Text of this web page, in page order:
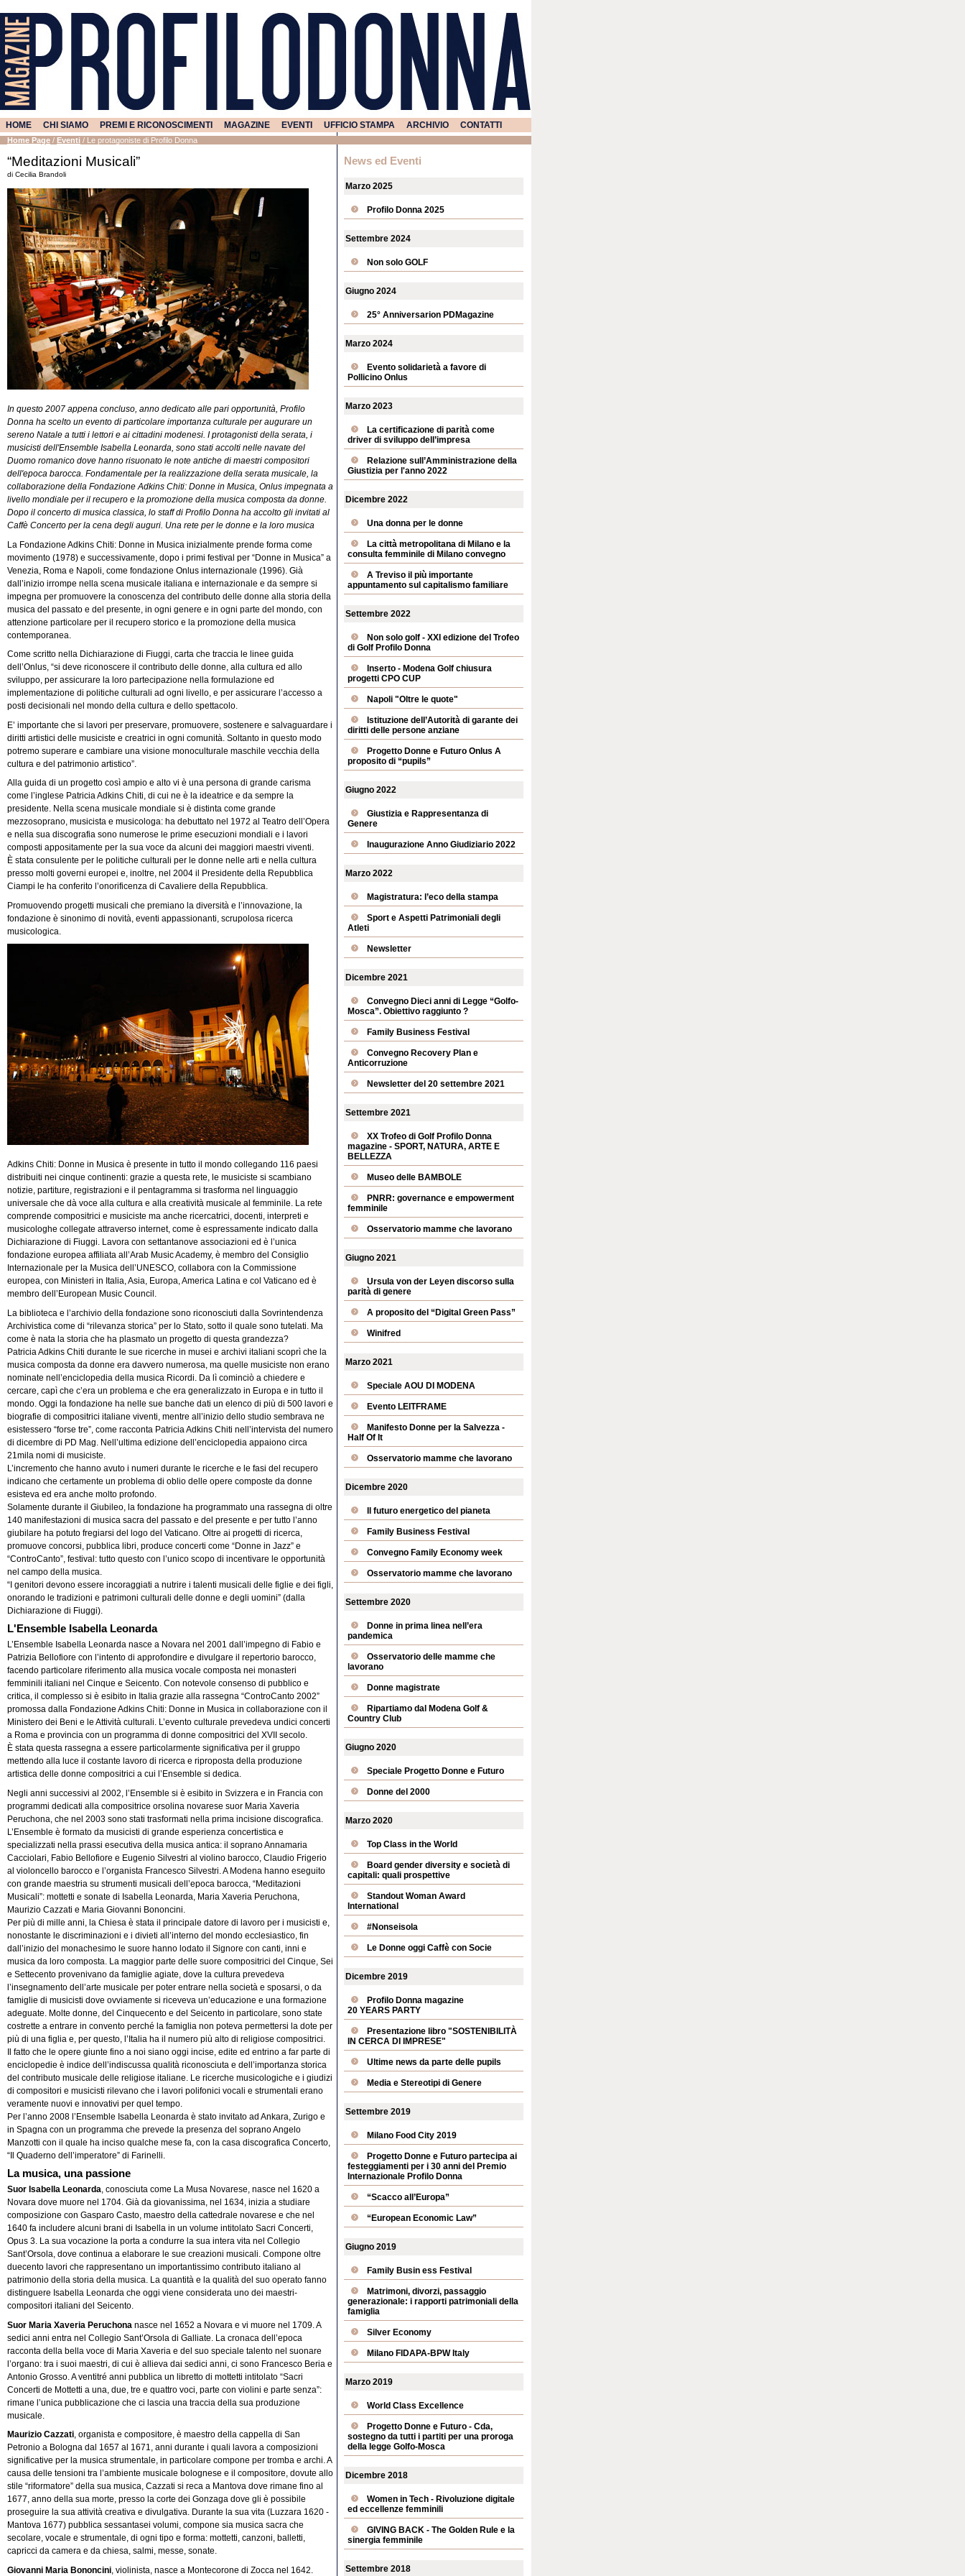
HOME CHI SIAMO PREMI E RICONOSCIMENTI MAGAZINE EVENTI UFFICIO STAMPA ARCHIVIO CONTATTI
Home Page / Eventi / Le protagoniste di Profilo Donna
“Meditazioni Musicali”
di Cecilia Brandoli
In questo 2007 appena concluso, anno dedicato alle pari opportunità, Profilo
Donna ha scelto un evento di particolare importanza culturale per augurare un
sereno Natale a tutti i lettori e ai cittadini modenesi. I protagonisti della serata, i
musicisti dell'Ensemble Isabella Leonarda, sono stati accolti nelle navate del
Duomo romanico dove hanno risuonato le note antiche di maestri compositori
dell'epoca barocca. Fondamentale per la realizzazione della serata musicale, la
collaborazione della Fondazione Adkins Chiti: Donne in Musica, Onlus impegnata a
livello mondiale per il recupero e la promozione della musica composta da donne.
Dopo il concerto di musica classica, lo staff di Profilo Donna ha accolto gli invitati al
Caffè Concerto per la cena degli auguri. Una rete per le donne e la loro musica
La Fondazione Adkins Chiti: Donne in Musica inizialmente prende forma come
movimento (1978) e successivamente, dopo i primi festival per “Donne in Musica” a
Venezia, Roma e Napoli, come fondazione Onlus internazionale (1996). Già
dall’inizio irrompe nella scena musicale italiana e internazionale e da sempre si
impegna per promuovere la conoscenza del contributo delle donne alla storia della
musica del passato e del presente, in ogni genere e in ogni parte del mondo, con
attenzione particolare per il recupero storico e la promozione della musica
contemporanea.
Come scritto nella Dichiarazione di Fiuggi, carta che traccia le linee guida
dell’Onlus, “si deve riconoscere il contributo delle donne, alla cultura ed allo
sviluppo, per assicurare la loro partecipazione nella formulazione ed
implementazione di politiche culturali ad ogni livello, e per assicurare l’accesso a
posti decisionali nel mondo della cultura e dello spettacolo.
E’ importante che si lavori per preservare, promuovere, sostenere e salvaguardare i
diritti artistici delle musiciste e creatrici in ogni comunità. Soltanto in questo modo
potremo superare e cambiare una visione monoculturale maschile vecchia della
cultura e del patrimonio artistico”.
Alla guida di un progetto così ampio e alto vi è una persona di grande carisma
come l’inglese Patricia Adkins Chiti, di cui ne è la ideatrice e da sempre la
presidente. Nella scena musicale mondiale si è distinta come grande
mezzosoprano, musicista e musicologa: ha debuttato nel 1972 al Teatro dell’Opera
e nella sua discografia sono numerose le prime esecuzioni mondiali e i lavori
composti appositamente per la sua voce da alcuni dei maggiori maestri viventi.
È stata consulente per le politiche culturali per le donne nelle arti e nella cultura
presso molti governi europei e, inoltre, nel 2004 il Presidente della Repubblica
Ciampi le ha conferito l’onorificenza di Cavaliere della Repubblica.
Promuovendo progetti musicali che premiano la diversità e l’innovazione, la
fondazione è sinonimo di novità, eventi appassionanti, scrupolosa ricerca
musicologica.
Adkins Chiti: Donne in Musica è presente in tutto il mondo collegando 116 paesi
distribuiti nei cinque continenti: grazie a questa rete, le musiciste si scambiano
notizie, partiture, registrazioni e il pentagramma si trasforma nel linguaggio
universale che dà voce alla cultura e alla creatività musicale al femminile. La rete
comprende compositrici e musiciste ma anche ricercatrici, docenti, interpreti e
musicologhe collegate attraverso internet, come è espressamente indicato dalla
Dichiarazione di Fiuggi. Lavora con settantanove associazioni ed è l’unica
fondazione europea affiliata all’Arab Music Academy, è membro del Consiglio
Internazionale per la Musica dell’UNESCO, collabora con la Commissione
europea, con Ministeri in Italia, Asia, Europa, America Latina e col Vaticano ed è
membro dell’European Music Council.
La biblioteca e l’archivio della fondazione sono riconosciuti dalla Sovrintendenza
Archivistica come di “rilevanza storica” per lo Stato, sotto il quale sono tutelati. Ma
come è nata la storia che ha plasmato un progetto di questa grandezza?
Patricia Adkins Chiti durante le sue ricerche in musei e archivi italiani scoprì che la
musica composta da donne era davvero numerosa, ma quelle musiciste non erano
nominate nell’enciclopedia della musica Ricordi. Da lì cominciò a chiedere e
cercare, capì che c’era un problema e che era generalizzato in Europa e in tutto il
mondo. Oggi la fondazione ha nelle sue banche dati un elenco di più di 500 lavori e
biografie di compositrici italiane viventi, mentre all’inizio dello studio sembrava ne
esistessero “forse tre”, come racconta Patricia Adkins Chiti nell’intervista del numero
di dicembre di PD Mag. Nell’ultima edizione dell’enciclopedia appaiono circa
21mila nomi di musiciste.
L’incremento che hanno avuto i numeri durante le ricerche e le fasi del recupero
indicano che certamente un problema di oblio delle opere composte da donne
esisteva ed era anche molto profondo.
Solamente durante il Giubileo, la fondazione ha programmato una rassegna di oltre
140 manifestazioni di musica sacra del passato e del presente e per tutto l’anno
giubilare ha potuto fregiarsi del logo del Vaticano. Oltre ai progetti di ricerca,
promuove concorsi, pubblica libri, produce concerti come “Donne in Jazz” e
“ControCanto”, festival: tutto questo con l’unico scopo di incentivare le opportunità
nel campo della musica.
“I genitori devono essere incoraggiati a nutrire i talenti musicali delle figlie e dei figli,
onorando le tradizioni e patrimoni culturali delle donne e degli uomini” (dalla
Dichiarazione di Fiuggi).
L'Ensemble Isabella Leonarda
L’Ensemble Isabella Leonarda nasce a Novara nel 2001 dall’impegno di Fabio e
Patrizia Bellofiore con l’intento di approfondire e divulgare il repertorio barocco,
facendo particolare riferimento alla musica vocale composta nei monasteri
femminili italiani nel Cinque e Seicento. Con notevole consenso di pubblico e
critica, il complesso si è esibito in Italia grazie alla rassegna “ControCanto 2002”
promossa dalla Fondazione Adkins Chiti: Donne in Musica in collaborazione con il
Ministero dei Beni e le Attività culturali. L’evento culturale prevedeva undici concerti
a Roma e provincia con un programma di donne compositrici del XVII secolo.
È stata questa rassegna a essere particolarmente significativa per il gruppo
mettendo alla luce il costante lavoro di ricerca e riproposta della produzione
artistica delle donne compositrici a cui l’Ensemble si dedica.
Negli anni successivi al 2002, l’Ensemble si è esibito in Svizzera e in Francia con
programmi dedicati alla compositrice orsolina novarese suor Maria Xaveria
Peruchona, che nel 2003 sono stati trasformati nella prima incisione discografica.
L’Ensemble è formato da musicisti di grande esperienza concertistica e
specializzati nella prassi esecutiva della musica antica: il soprano Annamaria
Cacciolari, Fabio Bellofiore e Eugenio Silvestri al violino barocco, Claudio Frigerio
al violoncello barocco e l’organista Francesco Silvestri. A Modena hanno eseguito
con grande maestria su strumenti musicali dell’epoca barocca, “Meditazioni
Musicali”: mottetti e sonate di Isabella Leonarda, Maria Xaveria Peruchona,
Maurizio Cazzati e Maria Giovanni Bononcini.
Per più di mille anni, la Chiesa è stata il principale datore di lavoro per i musicisti e,
nonostante le discriminazioni e i divieti all’interno del mondo ecclesiastico, fin
dall’inizio del monachesimo le suore hanno lodato il Signore con canti, inni e
musica da loro composta. La maggior parte delle suore compositrici del Cinque, Sei
e Settecento provenivano da famiglie agiate, dove la cultura prevedeva
l’insegnamento dell’arte musicale per poter entrare nella società e sposarsi, o da
famiglie di musicisti dove ovviamente si riceveva un’educazione e una formazione
adeguate. Molte donne, del Cinquecento e del Seicento in particolare, sono state
costrette a entrare in convento perché la famiglia non poteva permettersi la dote per
più di una figlia e, per questo, l’Italia ha il numero più alto di religiose compositrici.
Il fatto che le opere giunte fino a noi siano oggi incise, edite ed entrino a far parte di
enciclopedie è indice dell’indiscussa qualità riconosciuta e dell’importanza storica
del contributo musicale delle religiose italiane. Le ricerche musicologiche e i giudizi
di compositori e musicisti rilevano che i lavori polifonici vocali e strumentali erano
veramente nuovi e innovativi per quel tempo.
Per l’anno 2008 l’Ensemble Isabella Leonarda è stato invitato ad Ankara, Zurigo e
in Spagna con un programma che prevede la presenza del soprano Angelo
Manzotti con il quale ha inciso qualche mese fa, con la casa discografica Concerto,
“Il Quaderno dell’imperatore” di Farinelli.
La musica, una passione
Suor Isabella Leonarda, conosciuta come La Musa Novarese, nasce nel 1620 a
Novara dove muore nel 1704. Già da giovanissima, nel 1634, inizia a studiare
composizione con Gasparo Casto, maestro della cattedrale novarese e che nel
1640 fa includere alcuni brani di Isabella in un volume intitolato Sacri Concerti,
Opus 3. La sua vocazione la porta a condurre la sua intera vita nel Collegio
Sant’Orsola, dove continua a elaborare le sue creazioni musicali. Compone oltre
duecento lavori che rappresentano un importantissimo contributo italiano al
patrimonio della storia della musica. La quantità e la qualità del suo operato fanno
distinguere Isabella Leonarda che oggi viene considerata uno dei maestri-
compositori italiani del Seicento.
Suor Maria Xaveria Peruchona nasce nel 1652 a Novara e vi muore nel 1709. A
sedici anni entra nel Collegio Sant’Orsola di Galliate. La cronaca dell’epoca
racconta della bella voce di Maria Xaveria e del suo speciale talento nel suonare
l’organo: tra i suoi maestri, di cui è allieva dai sedici anni, ci sono Francesco Beria e
Antonio Grosso. A ventitré anni pubblica un libretto di mottetti intitolato “Sacri
Concerti de Mottetti a una, due, tre e quattro voci, parte con violini e parte senza”:
rimane l’unica pubblicazione che ci lascia una traccia della sua produzione
musicale.
Maurizio Cazzati, organista e compositore, è maestro della cappella di San
Petronio a Bologna dal 1657 al 1671, anni durante i quali lavora a composizioni
significative per la musica strumentale, in particolare compone per tromba e archi. A
causa delle tensioni tra l’ambiente musicale bolognese e il compositore, dovute allo
stile “riformatore” della sua musica, Cazzati si reca a Mantova dove rimane fino al
1677, anno della sua morte, presso la corte dei Gonzaga dove gli è possibile
proseguire la sua attività creativa e divulgativa. Durante la sua vita (Luzzara 1620 -
Mantova 1677) pubblica sessantasei volumi, compone sia musica sacra che
secolare, vocale e strumentale, di ogni tipo e forma: mottetti, canzoni, balletti,
capricci da camera e da chiesa, salmi, messe, sonate.
Giovanni Maria Bononcini , violinista, nasce a Montecorone di Zocca nel 1642.
News ed Eventi
Marzo 2025
Profilo Donna 2025
Settembre 2024
Non solo GOLF
Giugno 2024
25° Anniversarion PDMagazine
Marzo 2024
Evento solidarietà a favore di
Pollicino Onlus
Marzo 2023
La certificazione di parità come
driver di sviluppo dell’impresa
Relazione sull’Amministrazione della
Giustizia per l'anno 2022
Dicembre 2022
Una donna per le donne
La città metropolitana di Milano e la
consulta femminile di Milano convegno
A Treviso il più importante
appuntamento sul capitalismo familiare
Settembre 2022
Non solo golf - XXI edizione del Trofeo
di Golf Profilo Donna
Inserto - Modena Golf chiusura
progetti CPO CUP
Napoli "Oltre le quote"
Istituzione dell’Autorità di garante dei
diritti delle persone anziane
Progetto Donne e Futuro Onlus A
proposito di “pupils”
Giugno 2022
Giustizia e Rappresentanza di
Genere
Inaugurazione Anno Giudiziario 2022
Marzo 2022
Magistratura: l’eco della stampa
Sport e Aspetti Patrimoniali degli
Atleti
Newsletter
Dicembre 2021
Convegno Dieci anni di Legge “Golfo-
Mosca”. Obiettivo raggiunto ?
Family Business Festival
Convegno Recovery Plan e
Anticorruzione
Newsletter del 20 settembre 2021
Settembre 2021
XX Trofeo di Golf Profilo Donna
magazine - SPORT, NATURA, ARTE E
BELLEZZA
Museo delle BAMBOLE
PNRR: governance e empowerment
femminile
Osservatorio mamme che lavorano
Giugno 2021
Ursula von der Leyen discorso sulla
parità di genere
A proposito del “Digital Green Pass”
Winifred
Marzo 2021
Speciale AOU DI MODENA
Evento LEITFRAME
Manifesto Donne per la Salvezza -
Half Of It
Osservatorio mamme che lavorano
Dicembre 2020
Il futuro energetico del pianeta
Family Business Festival
Convegno Family Economy week
Osservatorio mamme che lavorano
Settembre 2020
Donne in prima linea nell’era
pandemica
Osservatorio delle mamme che
lavorano
Donne magistrate
Ripartiamo dal Modena Golf &
Country Club
Giugno 2020
Speciale Progetto Donne e Futuro
Donne del 2000
Marzo 2020
Top Class in the World
Board gender diversity e società di
capitali: quali prospettive
Standout Woman Award
International
#Nonseisola
Le Donne oggi Caffè con Socie
Dicembre 2019
Profilo Donna magazine
20 YEARS PARTY
Presentazione libro "SOSTENIBILITÀ
IN CERCA DI IMPRESE"
Ultime news da parte delle pupils
Media e Stereotipi di Genere
Settembre 2019
Milano Food City 2019
Progetto Donne e Futuro partecipa ai
festeggiamenti per i 30 anni del Premio
Internazionale Profilo Donna
“Scacco all’Europa”
“European Economic Law”
Giugno 2019
Family Busin ess Festival
Matrimoni, divorzi, passaggio
generazionale: i rapporti patrimoniali della
famiglia
Silver Economy
Milano FIDAPA-BPW Italy
Marzo 2019
World Class Excellence
Progetto Donne e Futuro - Cda,
sostegno da tutti i partiti per una proroga
della legge Golfo-Mosca
Dicembre 2018
Women in Tech - Rivoluzione digitale
ed eccellenze femminili
GIVING BACK - The Golden Rule e la
sinergia femminile
Settembre 2018